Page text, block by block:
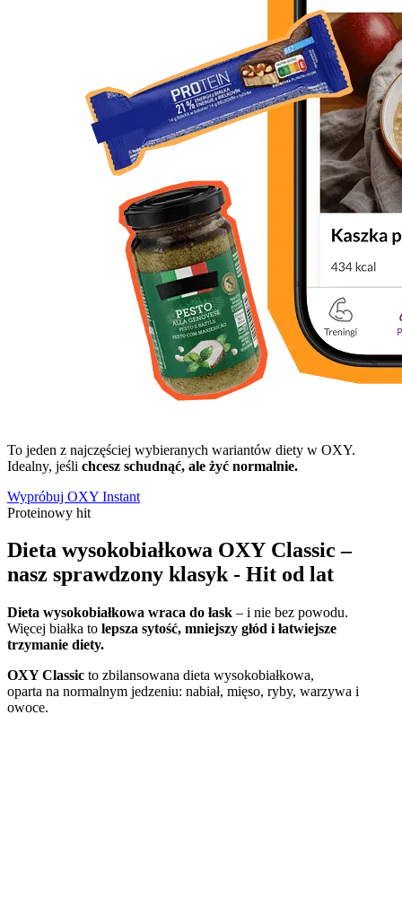
To jeden z najczęściej wybieranych wariantów diety w OXY.
Idealny, jeśli chcesz schudnąć, ale żyć normalnie.
Wypróbuj OXY Instant
Proteinowy hit
Dieta wysokobiałkowa OXY Classic –
nasz sprawdzony klasyk - Hit od lat
Dieta wysokobiałkowa wraca do łask – i nie bez powodu.
Więcej białka to lepsza sytość, mniejszy głód i łatwiejsze
trzymanie diety.
OXY Classic to zbilansowana dieta wysokobiałkowa,
oparta na normalnym jedzeniu: nabiał, mięso, ryby, warzywa i
owoce.